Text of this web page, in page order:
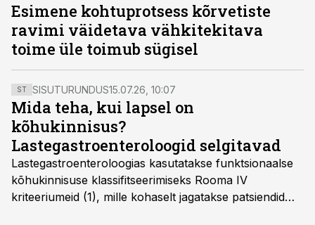
Esimene kohtuprotsess kõrvetiste
ravimi väidetava vähkitekitava
toime üle toimub sügisel
ST SISUTURUNDUS15.07.26, 10:07
Mida teha, kui lapsel on
kõhukinnisus?
Lastegastroenteroloogid selgitavad
Lastegastroenteroloogias kasutatakse funktsionaalse
kõhukinnisuse klassifitseerimiseks Rooma IV
kriteeriumeid (1), mille kohaselt jagatakse patsiendid